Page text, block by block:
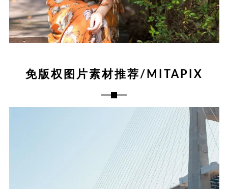
免版权图片素材推荐/MITAPIX